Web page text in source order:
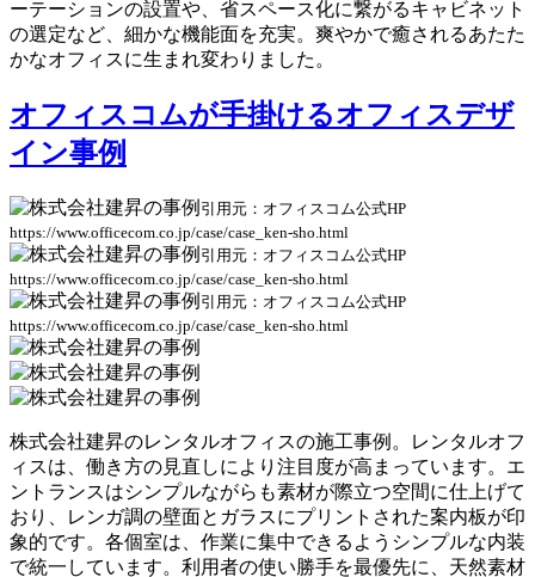
ーテーションの設置や、省スペース化に繋がるキャビネット
の選定など、細かな機能面を充実。爽やかで癒されるあたた
かなオフィスに生まれ変わりました。
オフィスコムが手掛けるオフィスデザ
イン事例
引用元：オフィスコム公式HP
https://www.officecom.co.jp/case/case_ken-sho.html
引用元：オフィスコム公式HP
https://www.officecom.co.jp/case/case_ken-sho.html
引用元：オフィスコム公式HP
https://www.officecom.co.jp/case/case_ken-sho.html
株式会社建昇のレンタルオフィスの施工事例。レンタルオフ
ィスは、働き方の見直しにより注目度が高まっています。エ
ントランスはシンプルながらも素材が際立つ空間に仕上げて
おり、レンガ調の壁面とガラスにプリントされた案内板が印
象的です。各個室は、作業に集中できるようシンプルな内装
で統一しています。 利用者の使い勝手を最優先に、天然素材